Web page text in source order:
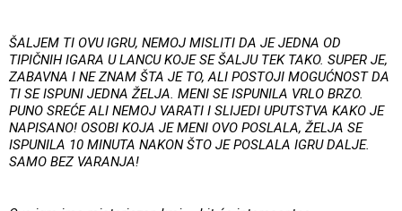
ŠALJEM TI OVU IGRU, NEMOJ MISLITI DA JE JEDNA OD
TIPIČNIH IGARA U LANCU KOJE SE ŠALJU TEK TAKO. SUPER JE,
ZABAVNA I NE ZNAM ŠTA JE TO, ALI POSTOJI MOGUĆNOST DA
TI SE ISPUNI JEDNA ŽELJA. MENI SE ISPUNILA VRLO BRZO.
PUNO SREĆE ALI NEMOJ VARATI I SLIJEDI UPUTSTVA KAKO JE
NAPISANO! OSOBI KOJA JE MENI OVO POSLALA, ŽELJA SE
ISPUNILA 10 MINUTA NAKON ŠTO JE POSLALA IGRU DALJE.
SAMO BEZ VARANJA!